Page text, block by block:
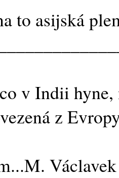
to asijská
v Indii hyne,
z
Václavek